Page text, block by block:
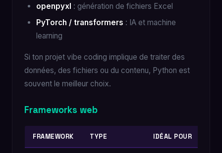
openpyxl : génération de fichiers Excel
PyTorch / transformers : IA et machine
learning
Si ton projet vibe coding implique de traiter des
données, des fichiers ou du contenu, Python est
souvent le meilleur choix.
Frameworks web
FRAMEWORK TYPE IDÉAL POUR